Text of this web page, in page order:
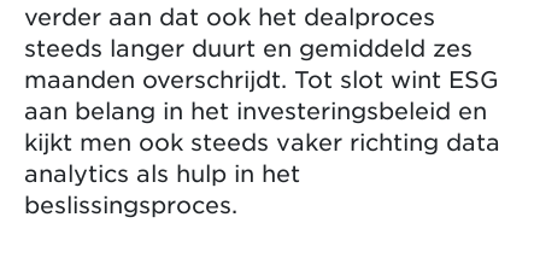
verder aan dat ook het dealproces
steeds langer duurt en gemiddeld zes
maanden overschrijdt. Tot slot wint ESG
aan belang in het investeringsbeleid en
kijkt men ook steeds vaker richting data
analytics als hulp in het
beslissingsproces.